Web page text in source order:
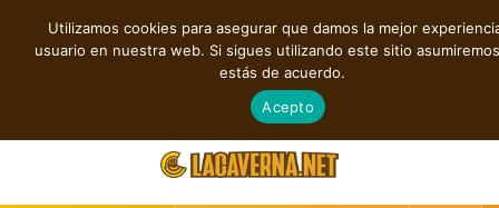
TENDENCIAS
Shaven Primates: Un estallido de Hard Rock contra el control digital
agosto 8, 2026
Utilizamos cookies para asegurar que damos la mejor
usuario en nuestra web. Si sigues utilizando este sitio
estás de acuerdo.
Acepto